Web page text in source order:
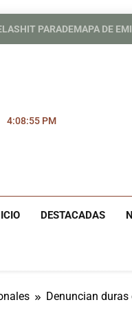
HIT PARADEMAPA DE
4:08:57 PM
DESTACADAS
Denuncian